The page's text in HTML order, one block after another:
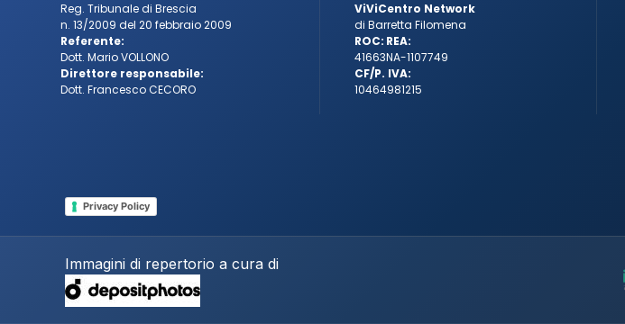
Reg. Tribunale di Brescia
n. 13/2009 del 20 febbraio 2009
Referente:
Dott. Mario VOLLONO
Direttore responsabile:
Dott. Francesco CECORO
ViViCentro Network
di Barretta Filomena
ROC:
41663
REA:
NA-1107749
CF/P. IVA:
10464981215
Privacy Policy
Immagini di repertorio a cura di